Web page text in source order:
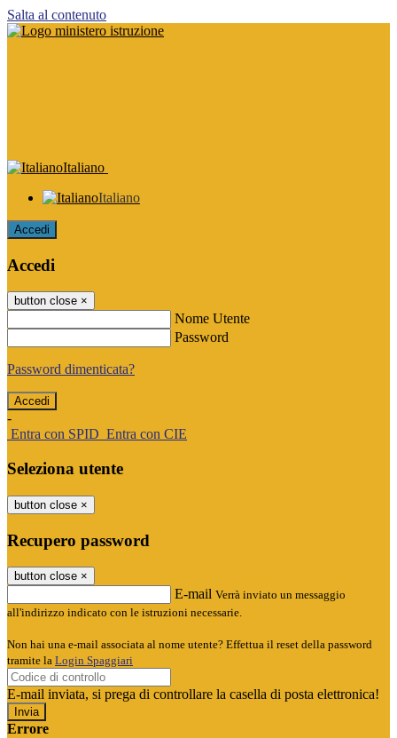
Salta al contenuto
Italiano
Italiano
Accedi
Accedi
button close ×
Nome Utente
Password
Password dimenticata?
-
Entra con SPID Entra con CIE
Seleziona utente
button close ×
Recupero password
button close ×
E-mail Verrà inviato un messaggio
all'indirizzo indicato con le istruzioni necessarie.
Non hai una e-mail associata al nome utente? Effettua il reset della password
tramite la Login Spaggiari
E-mail inviata, si prega di controllare la casella di posta elettronica!
Errore